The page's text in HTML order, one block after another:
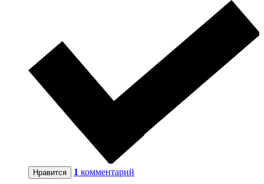
Нравится 1 комментарий